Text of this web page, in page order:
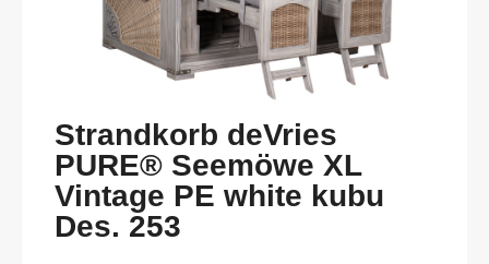
Strandkorb deVries
PURE® Seemöwe XL
Vintage PE white kubu
Des. 253